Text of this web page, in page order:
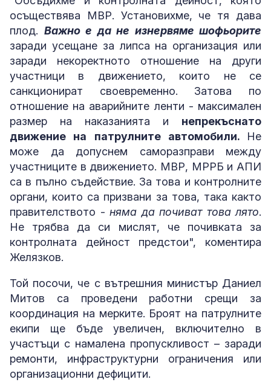
осъществява МВР. Установихме, че тя дава
плод. Важно е да не изнервяме шофьорите
заради усещане за липса на организация или
заради некоректното отношение на други
участници в движението, които не се
санкционират своевременно. Затова по
отношение на аварийните ленти - максимален
размер на наказанията и непрекъснато
движение на патрулните автомобили. Не
може да допуснем саморазправи между
участниците в движението. МВР, МРРБ и АПИ
са в пълно съдействие. За това и контролните
органи, които са призвани за това, така както
правителството - няма да почиват това лято.
Не трябва да си мислят, че почивката за
контролната дейност предстои", коментира
Желязков.
Той посочи, че с вътрешния министър Даниел
Митов са проведени работни срещи за
координация на мерките. Броят на патрулните
екипи ще бъде увеличен, включително в
участъци с намалена пропускливост – заради
ремонти, инфраструктурни ограничения или
организационни дефицити.